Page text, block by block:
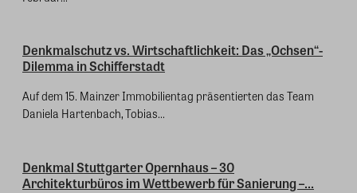
Denkmalschutz vs. Wirtschaftlichkeit: Das „Ochsen“-
Dilemma in Schifferstadt
Auf dem 15. Mainzer Immobilientag präsentierten das Team
Daniela Hartenbach, Tobias...
Denkmal Stuttgarter Opernhaus – 30
Architekturbüros im Wettbewerb für Sanierung –...